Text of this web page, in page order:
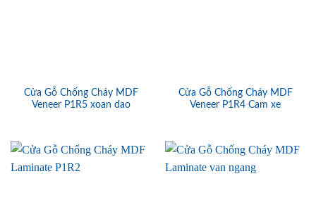
Cửa Gỗ Chống Cháy MDF
Veneer P1R5 xoan dao
Cửa Gỗ Chống Cháy MDF
Veneer P1R4 Cam xe